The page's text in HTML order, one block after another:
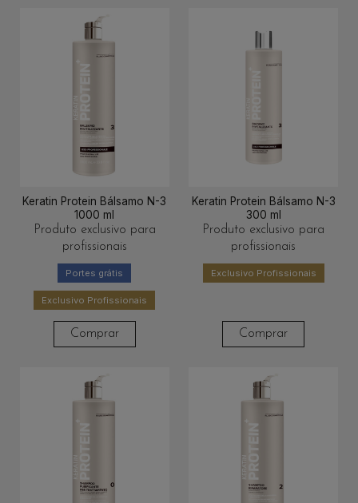
Keratin Protein Bálsamo N-3
1000 ml
Produto exclusivo para
profissionais
Portes grátis
Exclusivo Profissionais
Comprar
Keratin Protein Bálsamo N-3
300 ml
Produto exclusivo para
profissionais
Exclusivo Profissionais
Comprar